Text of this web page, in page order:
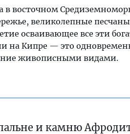
восточном
великолепные
осваивающее все эти
на Кипре — это
живописными видами.
и камню